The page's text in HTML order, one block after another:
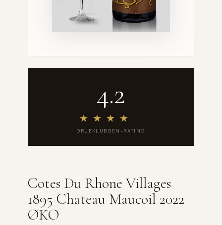
4.2
★ ★ ★ ★
DRUEKLUBBEN-RATING
Cotes Du Rhone Villages
1895 Chateau Maucoil 2022
ØKO